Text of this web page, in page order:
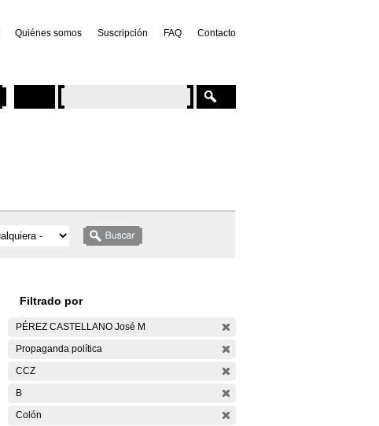
Quiénes somos Suscripción FAQ Contacto
Filtrado por
PÉREZ CASTELLANO José M
Propaganda política
CCZ
B
Colón